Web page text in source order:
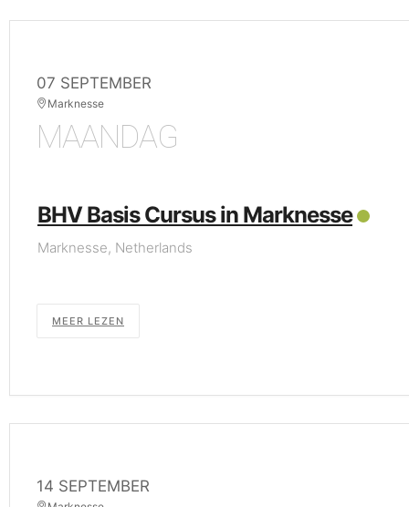
07 SEPTEMBER
Marknesse
MAANDAG
BHV Basis Cursus in Marknesse
Marknesse, Netherlands
MEER LEZEN
14 SEPTEMBER